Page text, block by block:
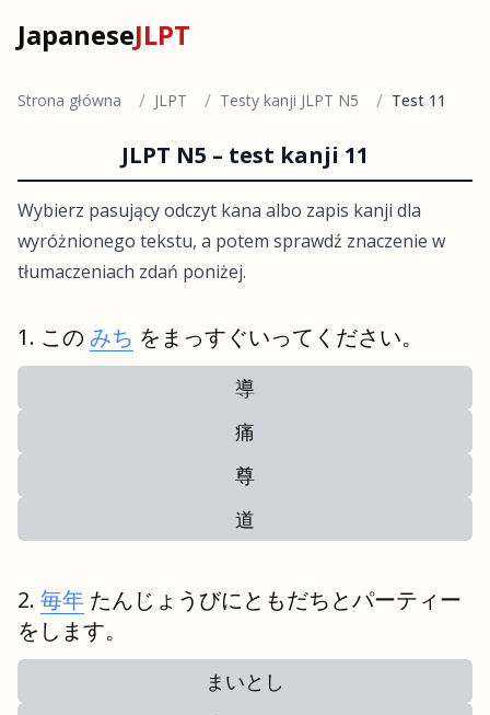
JapaneseJLPT
Strona główna / JLPT / Testy kanji JLPT N5 / Test 11
JLPT N5 – test kanji 11
Wybierz pasujący odczyt kana albo zapis kanji dla
wyróżnionego tekstu, a potem sprawdź znaczenie w
tłumaczeniach zdań poniżej.
この みち をまっすぐいってください。
導
痛
尊
道
毎年 たんじょうびにともだちとパーティー
をします。
まいとし